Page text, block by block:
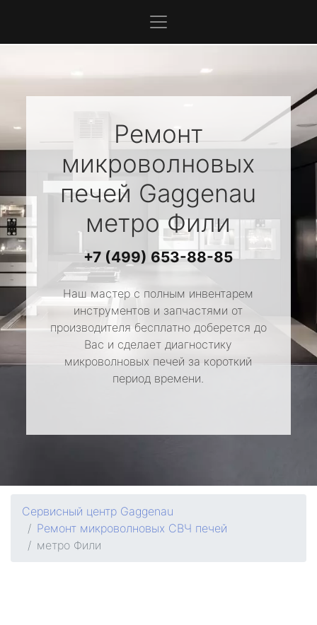
Ремонт
микроволновых
печей Gaggenau
метро Фили
+7 (499) 653-88-85
Наш мастер с полным инвентарем
инструментов и запчастями от
производителя бесплатно доберется до
Вас и сделает диагностику
микроволновых печей за короткий
период времени.
Сервисный центр Gaggenau
Ремонт микроволновых СВЧ печей
метро Фили